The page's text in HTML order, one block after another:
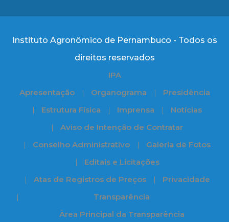
Instituto Agronômico de Pernambuco - Todos os
direitos reservados
IPA
Apresentação
Organograma
Presidência
Estrutura Física
Imprensa
Notícias
Aviso de Intenção de Contratar
Conselho Administrativo
Galeria de Fotos
Editais e Licitações
Atas de Registros de Preços
Privacidade
Transparência
Àrea Principal da Transparência